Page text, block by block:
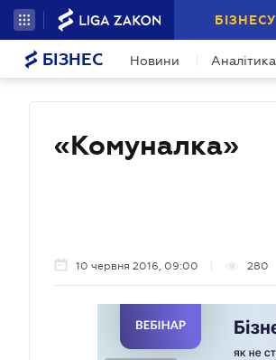
БІЗНЕСУ
БІЗНЕС Новини Аналітика
«Комуналка»
10 червня 2016, 09:00 280